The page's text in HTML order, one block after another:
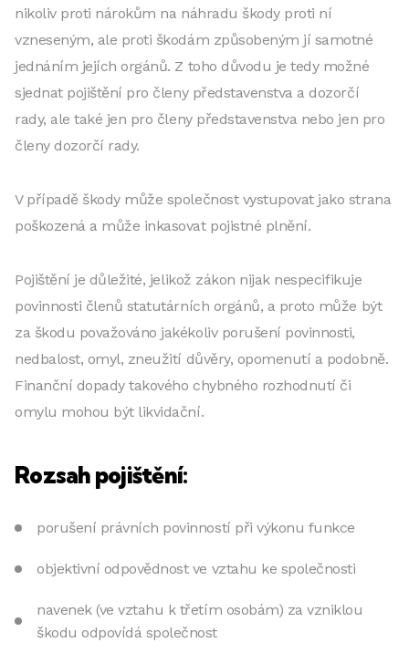
nikoliv proti nárokům na náhradu škody proti ní
vzneseným, ale proti škodám způsobeným jí samotné
jednáním jejích orgánů. Z toho důvodu je tedy možné
sjednat pojištění pro členy představenstva a dozorčí
rady, ale také jen pro členy představenstva nebo jen pro
členy dozorčí rady.
V případě škody může společnost vystupovat jako strana
poškozená a může inkasovat pojistné plnění.
Pojištění je důležité, jelikož zákon nijak nespecifikuje
povinnosti členů statutárních orgánů, a proto může být
za škodu považováno jakékoliv porušení povinnosti,
nedbalost, omyl, zneužití důvěry, opomenutí a podobně.
Finanční dopady takového chybného rozhodnutí či
omylu mohou být likvidační.
Rozsah pojištění:
porušení právních povinností při výkonu funkce
objektivní odpovědnost ve vztahu ke společnosti
navenek (ve vztahu k třetím osobám) za vzniklou
škodu odpovídá společnost